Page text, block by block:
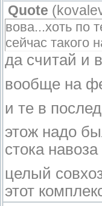
Quote (
вова...хоть по
сейчас такого
да считай и
вообще на
и те в
этож надо
стока
целый
этот